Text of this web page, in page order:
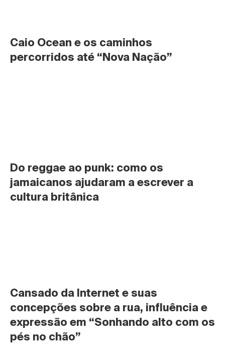
Caio Ocean e os caminhos
percorridos até “Nova Nação”
Do reggae ao punk: como os
jamaicanos ajudaram a escrever a
cultura britânica
Cansado da Internet e suas
concepções sobre a rua, influência e
expressão em “Sonhando alto com os
pés no chão”